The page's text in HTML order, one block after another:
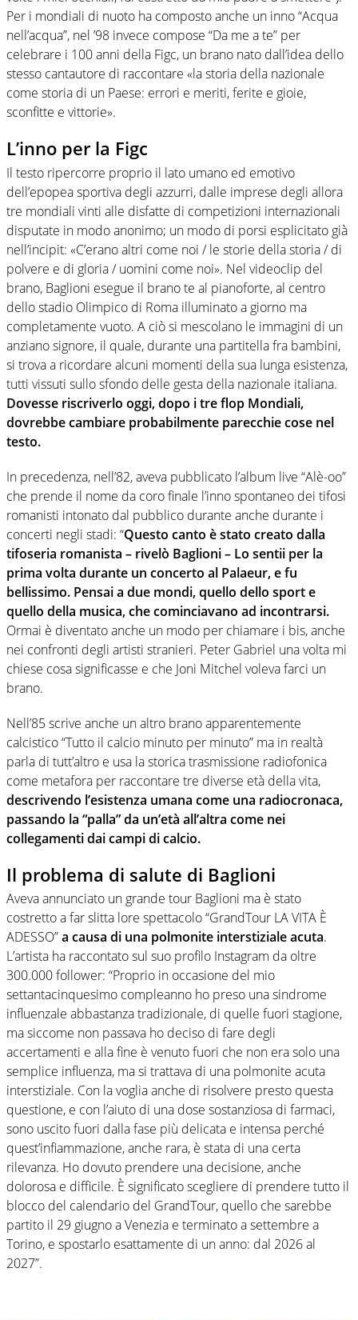
Per i mondiali di nuoto ha composto anche un inno “Acqua
nell’acqua”, nel ’98 invece compose “Da me a te” per
celebrare i 100 anni della Figc, un brano nato dall’idea dello
stesso cantautore di raccontare «la storia della nazionale
come storia di un Paese: errori e meriti, ferite e gioie,
sconfitte e vittorie».
L’inno per la Figc
Il testo ripercorre proprio il lato umano ed emotivo
dell’epopea sportiva degli azzurri, dalle imprese degli allora
tre mondiali vinti alle disfatte di competizioni internazionali
disputate in modo anonimo; un modo di porsi esplicitato già
nell’incipit: «C’erano altri come noi / le storie della storia / di
polvere e di gloria / uomini come noi». Nel videoclip del
brano, Baglioni esegue il brano te al pianoforte, al centro
dello stadio Olimpico di Roma illuminato a giorno ma
completamente vuoto. A ciò si mescolano le immagini di un
anziano signore, il quale, durante una partitella fra bambini,
si trova a ricordare alcuni momenti della sua lunga esistenza,
tutti vissuti sullo sfondo delle gesta della nazionale italiana.
Dovesse riscriverlo oggi, dopo i tre flop Mondiali,
dovrebbe cambiare probabilmente parecchie cose nel
testo.
In precedenza, nell’82, aveva pubblicato l’album live “Alè-oo”
che prende il nome da coro finale l’inno spontaneo dei tifosi
romanisti intonato dal pubblico durante anche durante i
concerti negli stadi: “Questo canto è stato creato dalla
tifoseria romanista – rivelò Baglioni – Lo sentii per la
prima volta durante un concerto al Palaeur, e fu
bellissimo. Pensai a due mondi, quello dello sport e
quello della musica, che cominciavano ad incontrarsi.
Ormai è diventato anche un modo per chiamare i bis, anche
nei confronti degli artisti stranieri. Peter Gabriel una volta mi
chiese cosa significasse e che Joni Mitchel voleva farci un
brano.
Nell’85 scrive anche un altro brano apparentemente
calcistico “Tutto il calcio minuto per minuto” ma in realtà
parla di tutt’altro e usa la storica trasmissione radiofonica
come metafora per raccontare tre diverse età della vita,
descrivendo l’esistenza umana come una radiocronaca,
passando la “palla” da un’età all’altra come nei
collegamenti dai campi di calcio.
Il problema di salute di Baglioni
Aveva annunciato un grande tour Baglioni ma è stato
costretto a far slitta lore spettacolo “GrandTour LA VITA È
ADESSO”a causa di una polmonite interstiziale acuta.
L’artista ha raccontato sul suo profilo Instagram da oltre
300.000 follower: “Proprio in occasione del mio
settantacinquesimo compleanno ho preso una sindrome
influenzale abbastanza tradizionale, di quelle fuori stagione,
ma siccome non passava ho deciso di fare degli
accertamenti e alla fine è venuto fuori che non era solo una
semplice influenza, ma si trattava di una polmonite acuta
interstiziale. Con la voglia anche di risolvere presto questa
questione, e con l’aiuto di una dose sostanziosa di farmaci,
sono uscito fuori dalla fase più delicata e intensa perché
quest’infiammazione, anche rara, è stata di una certa
rilevanza. Ho dovuto prendere una decisione, anche
dolorosa e difficile. È significato scegliere di prendere tutto il
blocco del calendario del GrandTour, quello che sarebbe
partito il 29 giugno a Venezia e terminato a settembre a
Torino, e spostarlo esattamente di un anno: dal 2026 al
2027”.